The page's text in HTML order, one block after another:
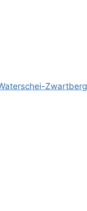
Zwartberg